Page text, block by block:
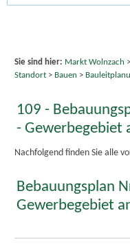
Sie sind hier: Markt Wolnzach >
Standort> Bauen >
109 -
- Gewerbegebiet
Nachfolgend finden Sie alle
Bebauungsplan
Gewerbegebiet